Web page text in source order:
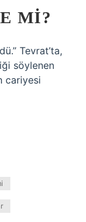
MI?
Tevrat’ta,
söylenen
cariyesi